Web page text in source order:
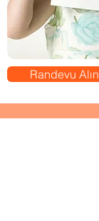
Randevu Alın